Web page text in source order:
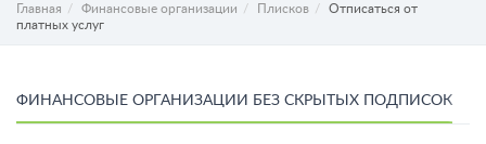
Главная Финансовые организации Плисков
Отписаться от
платных услуг
ФИНАНСОВЫЕ ОРГАНИЗАЦИИ БЕЗ СКРЫТЫХ ПОДПИСОК